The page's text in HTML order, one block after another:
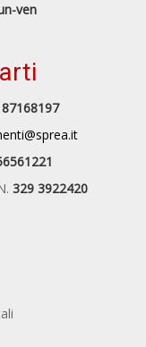
ven
329 3922420